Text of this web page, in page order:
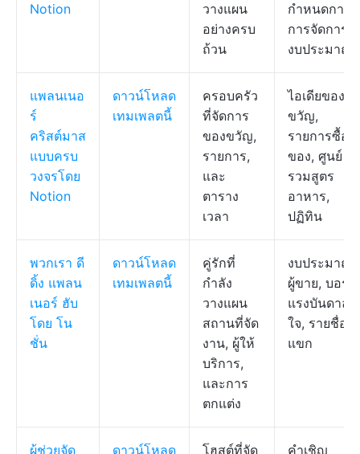
Notion
วางแผน
อย่างครบ
ถ้วน
กำหนดการ,
การจัดการ,
งบประมาณ
แพลนเนอ
ร์
คริสต์มาส
แบบครบ
วงจรโดย
Notion
ดาวน์โหลด
เทมเพลตนี้
ครอบครัว
ที่จัดการ
ของขวัญ,
รายการ,
และ
ตาราง
เวลา
ไอเดียของ
ขวัญ,
รายการซื้อ
ของ, ศูนย์
รวมสูตร
อาหาร,
ปฏิทิน
พวกเรา ดี
ดิ้ง แพลน
เนอร์ ฮับ
โดย โน
ชั่น
ดาวน์โหลด
เทมเพลตนี้
คู่รักที่
กำลัง
วางแผน
สถานที่จัด
งาน, ผู้ให้
บริการ,
และการ
ตกแต่ง
งบประมาณ,
ผู้ขาย, บอร์ด
แรงบันดาล
ใจ, รายชื่อ
แขก
ผู้ช่วยจัด ดาวน์โหลด โฮสต์ที่จัด คำเชิญ